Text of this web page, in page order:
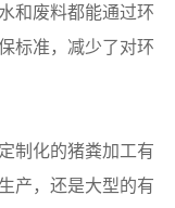
和废料都能通过环
标准，减少了对环
制化的猪粪加工有
产，还是大型的有